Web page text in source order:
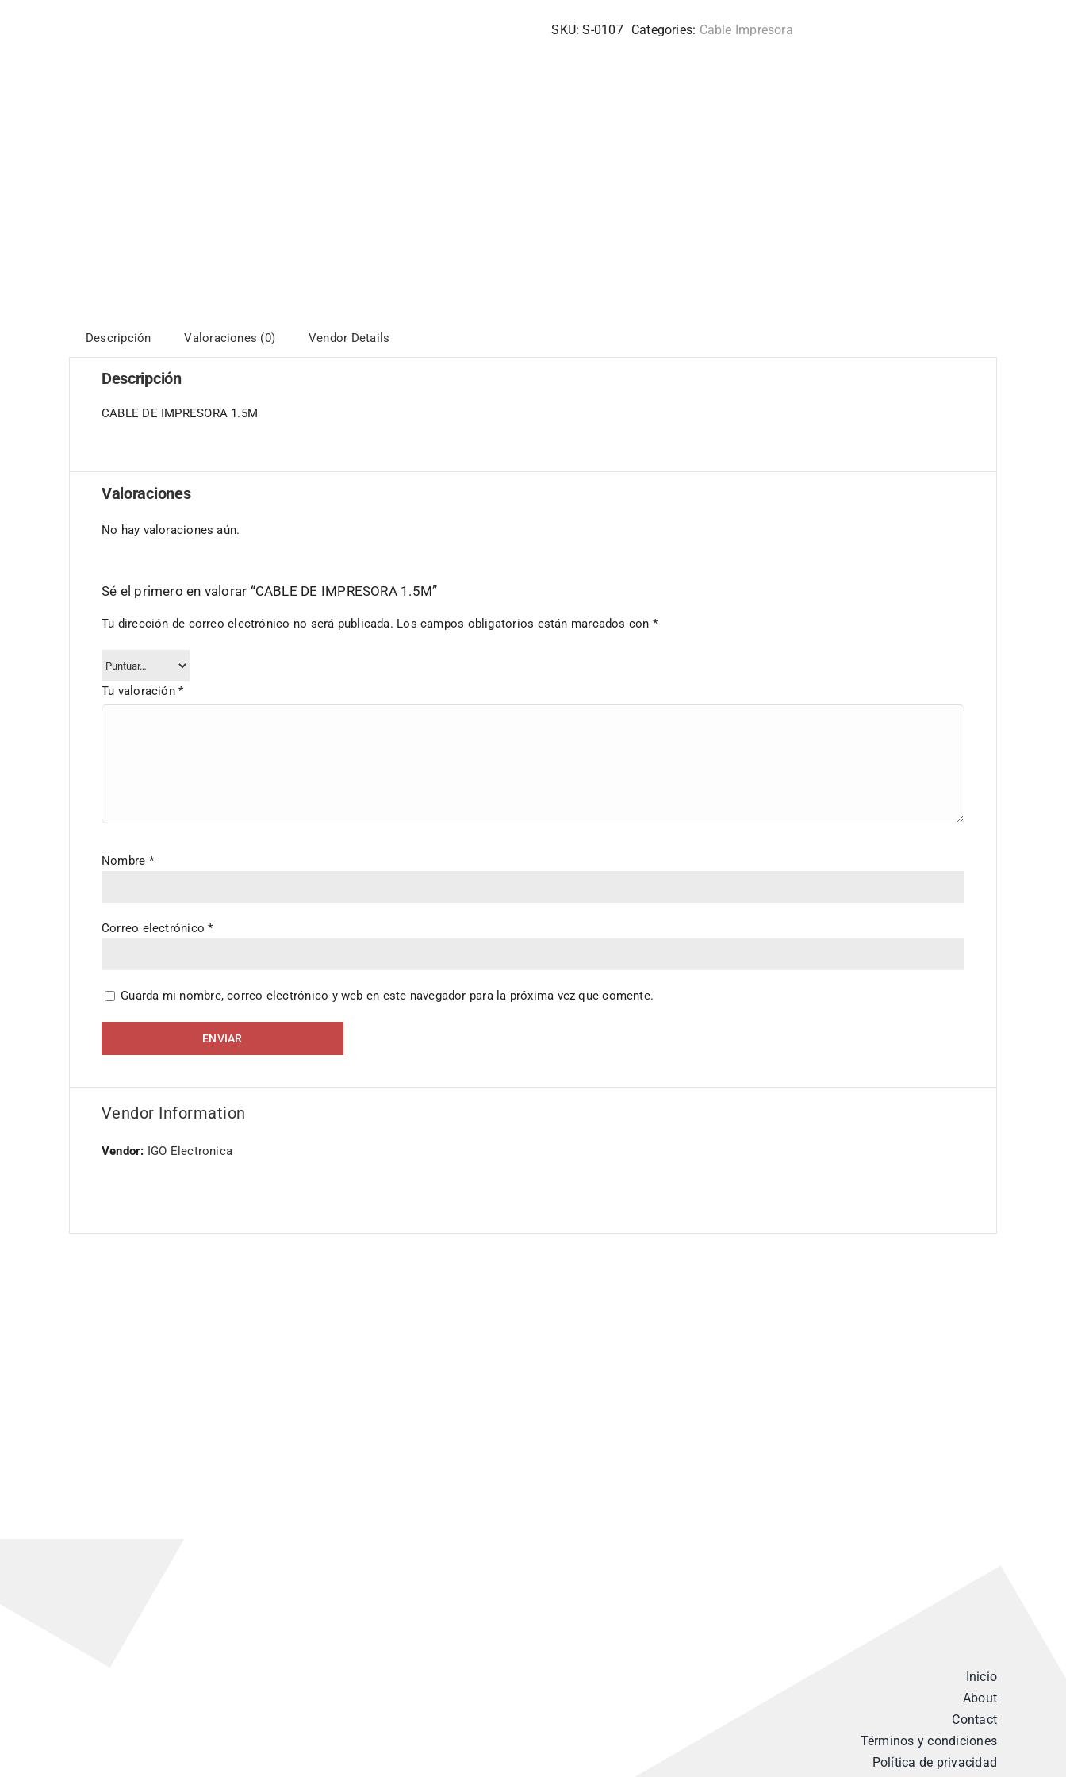
SKU:S-0107 Categories: Cable Impresora
Descripción Valoraciones (0) Vendor Details
Descripción
CABLE DE IMPRESORA 1.5M
Valoraciones
No hay valoraciones aún.
Sé el primero en valorar “CABLE DE IMPRESORA 1.5M”
Tu dirección de correo electrónico no será publicada. Los campos obligatorios están marcados con *
Tu valoración*
Nombre *
Correo electrónico*
Guarda mi nombre, correo electrónico y web en este navegador para la próxima vez que comente.
Vendor Information
Vendor: IGO Electronica
Inicio
About
Contact
Términos y condiciones
Política de privacidad